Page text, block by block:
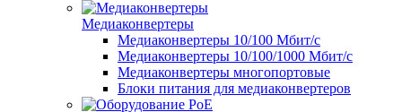
Медиаконвертеры
Медиаконвертеры 10/100 Мбит/с
Медиаконвертеры 10/100/1000 Мбит/c
Медиаконвертеры многопортовые
Блоки питания для медиаконвертеров